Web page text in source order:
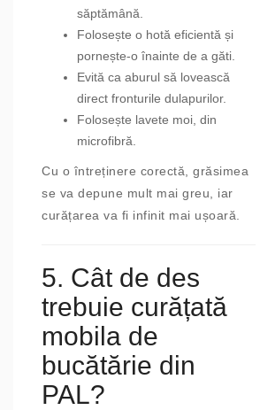
săptămână.
Folosește o hotă eficientă și
pornește-o înainte de a găti.
Evită ca aburul să lovească
direct fronturile dulapurilor.
Folosește lavete moi, din
microfibră.
Cu o întreținere corectă, grăsimea
se va depune mult mai greu, iar
curățarea va fi infinit mai ușoară.
5. Cât de des
trebuie curățată
mobila de
bucătărie din
PAL?